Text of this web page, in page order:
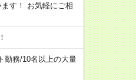
す！ お気軽にご相
勤務/10名以上の大量